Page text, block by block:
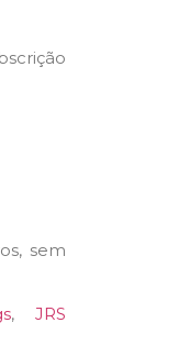
sem
,JRS